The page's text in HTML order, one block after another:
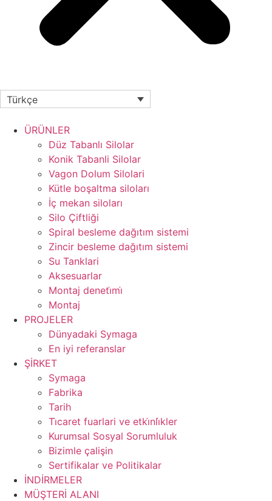
Türkçe
ÜRÜNLER
Düz Tabanlı Silolar
Konik Tabanli Silolar
Vagon Dolum Silolari
Kütle boşaltma siloları
İç mekan siloları
Silo Çiftliği
Spiral besleme dağıtım sistemi
Zincir besleme dağıtım sistemi
Su Tanklari
Aksesuarlar
Montaj deneti̇mi̇
Montaj
PROJELER
Dünyadaki Symaga
En iyi referanslar
ŞİRKET
Symaga
Fabrika
Tarih
Ti̇caret fuarlari ve etki̇nli̇kler
Kurumsal Sosyal Sorumluluk
Bizimle çalişin
Sertifikalar ve Politikalar
İNDİRMELER
MÜŞTERİ ALANI